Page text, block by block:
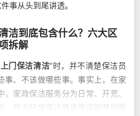
件事从头到尾讲透。
洁到底包含什么？六大区
拆解
上门保洁清洁”时，并不清楚保洁员
事、不该做哪些事。事实上，在家
，家政保洁服务分为日常、开荒、
，其中日常保洁是最常见的基础服